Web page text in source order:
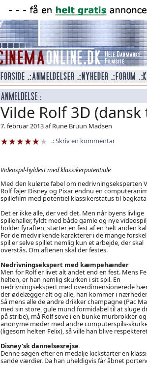
Vilde Rolf 3D (dansk
7. februar 2013 af Rune Bruun Madsen
Skriv en kommentar
Videospil-hyldest med klassikerpotentiale
Med den kulørte fabel om nedrivningseksperten
Rolf føjer Disney og Pixar endnu en
spillefilm med potentiel klassikerstatus til
Det er ikke alle, der ved det. Men når byens livlige
spillehaller, fyldt med både gamle og nye
holder fyraften, starter en fest af en helt anden
For de medvirkende karakterer i de mange
spil er selve spillet nemlig kun et arbejde, der skal
overstås. Om aftenen skal der festes.
Nedrivningsekspert med kæmpehænder
Men for Rolf er livet alt andet end en fest. Mens
helten, er han nemlig skurken i sit spil. En
nedrivningsekspert med overdimensionerede
der ødelægger alt og alle, han kommer i
Så mens alle de andre drikker champagne (Pac
med sin store, gule mund formidabel til at sluge
på stribe), må Rolf sove i en bunke murbrokker
anonyme møder med andre computerspils-
(ligesom helten Felix), så ville han blive
Disney’sk dannelsesrejse
Denne søgen efter en medalje kickstarter en
sande værdier. Da han uheldigvis får åbnet